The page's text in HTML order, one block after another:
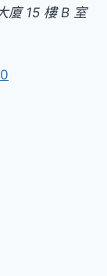
廈 15 樓 B 室